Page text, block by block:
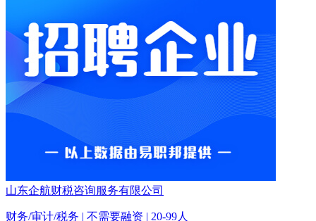
山东企航财税咨询服务有限公司
财务/审计/税务 | 不需要融资 | 20-99人